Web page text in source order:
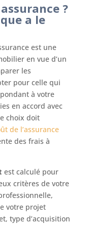
?
a le
est une
en vue d’un
les
pour celle qui
à votre
en accord avec
choix doit
de l’assurance
des frais à
est calculé pour
critères de votre
votre projet
type d’acquisition